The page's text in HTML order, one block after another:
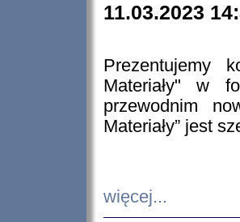
11.03.2023
Prezentujemy
Materiały" w
przewodnim
Materiały” jest
więcej...